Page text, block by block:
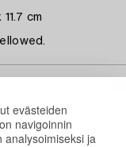
evästeiden
navigoinnin
analysoimiseksi ja
cm